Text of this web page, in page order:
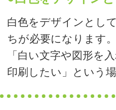
白版の必要性と作り方 一覧